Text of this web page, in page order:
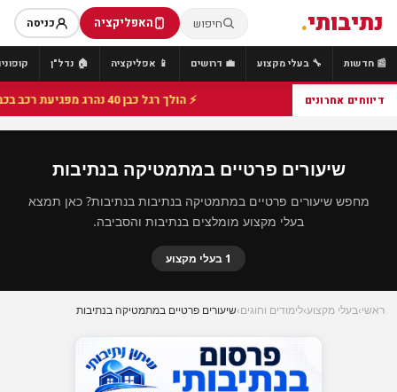
נתיבותי. חיפוש האפליקציה כניסה
📰 חדשות 🔧 בעלי מקצוע 💼 דרושים 📱 אפליקציה 🏠 נדל"ן
דיווחים אחרונים ⚡ הולך רגל כבן 40 נהרג מפגיעת רכב בכביש 25 סמוך לצומת הנשיא, מתנדבי זק"א פועלו בזירה
שיעורים פרטיים במתמטיקה בנתיבות
מחפש שיעורים פרטיים במתמטיקה בנתיבות בנתיבות? כאן תמצא
בעלי מקצוע מומלצים בנתיבות והסביבה.
1 בעלי מקצוע
ראשי›בעלי מקצוע›לימודים וחוגים›שיעורים פרטיים במתמטיקה בנתיבות